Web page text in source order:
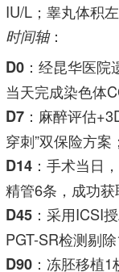
IU/L；睾丸体积
时间轴：
D0 ：经昆华医院
当天完成染色体
D7 ：麻醉评估
穿刺”双保险方案；
D14 ：手术当日
精管6条，成功获
D45 ：采用ICSI
PGT-SR检测剔
D90 ：冻胚移植